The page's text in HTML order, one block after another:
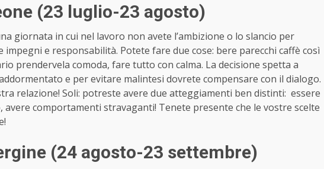
(23 luglio-23 agosto)
giornata in cui nel lavoro non avete l’ambizione o lo slancio per
e responsabilità. Potete fare due cose: bere parecchi caffè così
prendervela comoda, fare tutto con calma. La decisione spetta a
e per evitare malintesi dovrete compensare con il dialogo.
relazione! Soli: potreste avere due atteggiamenti ben distinti: essere
comportamenti stravaganti! Tenete presente che le vostre scelte
(24 agosto-23 settembre)